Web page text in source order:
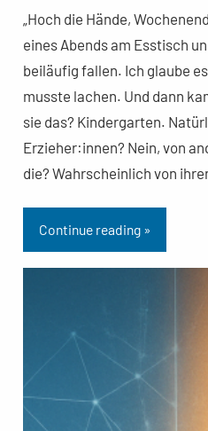
„Hoch die Hände,
eines Abends am Esstisch
beiläufig fallen. Ich glaube
musste lachen. Und dann
sie das? Kindergarten.
Erzieher:innen? Nein, von
die? Wahrscheinlich von
Continue reading »